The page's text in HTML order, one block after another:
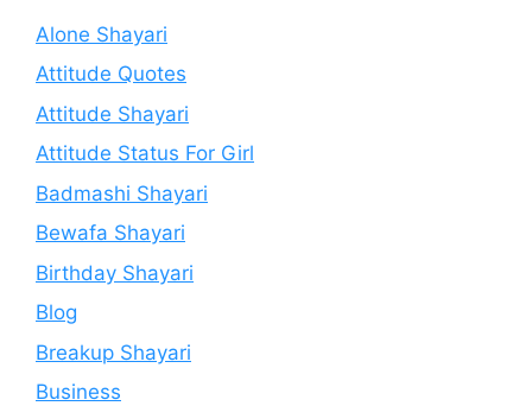
Alone Shayari
Attitude Quotes
Attitude Shayari
Attitude Status For Girl
Badmashi Shayari
Bewafa Shayari
Birthday Shayari
Blog
Breakup Shayari
Business